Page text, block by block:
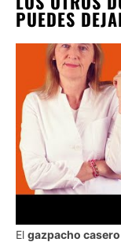
PUEDES
El gazpacho casero